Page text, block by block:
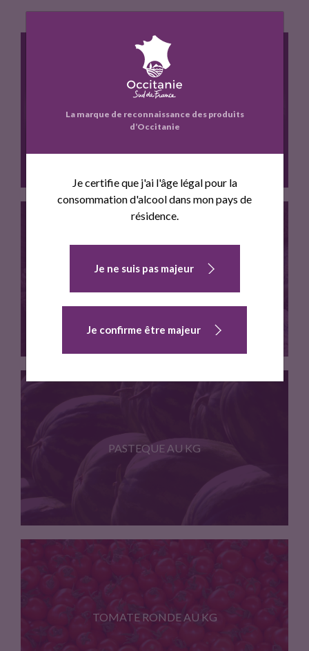
k
TOMATE BIO
Filet de 4/5 pieces
MELON AU KG
PASTEQUE AU KG
TOMATE RONDE AU KG
La marque de reconnaissance des produits
d’Occitanie
Je certifie que j'ai l'âge légal pour la
consommation d'alcool dans mon pays de
résidence.
Je ne suis pas majeur
Je confirme être majeur